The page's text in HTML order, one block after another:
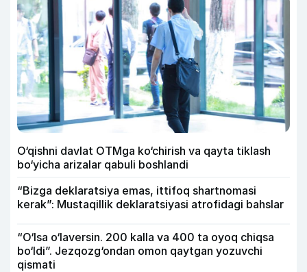
O‘qishni davlat OTMga ko‘chirish va qayta tiklash
bo‘yicha arizalar qabuli boshlandi
“Bizga deklaratsiya emas, ittifoq shartnomasi
kerak”: Mustaqillik deklaratsiyasi atrofidagi bahslar
“O‘lsa o‘laversin. 200 kalla va 400 ta oyoq chiqsa
bo‘ldi”. Jezqozg‘ondan omon qaytgan yozuvchi
qismati